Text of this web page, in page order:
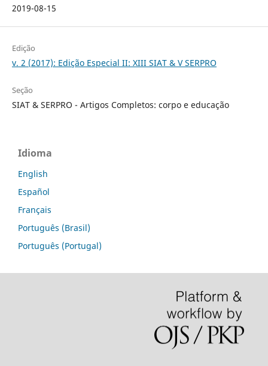
2019-08-15
Edição
v. 2 (2017): Edição Especial II: XIII SIAT & V SERPRO
Seção
SIAT & SERPRO - Artigos Completos: corpo e educação
Idioma
English
Español
Français
Português (Brasil)
Português (Portugal)